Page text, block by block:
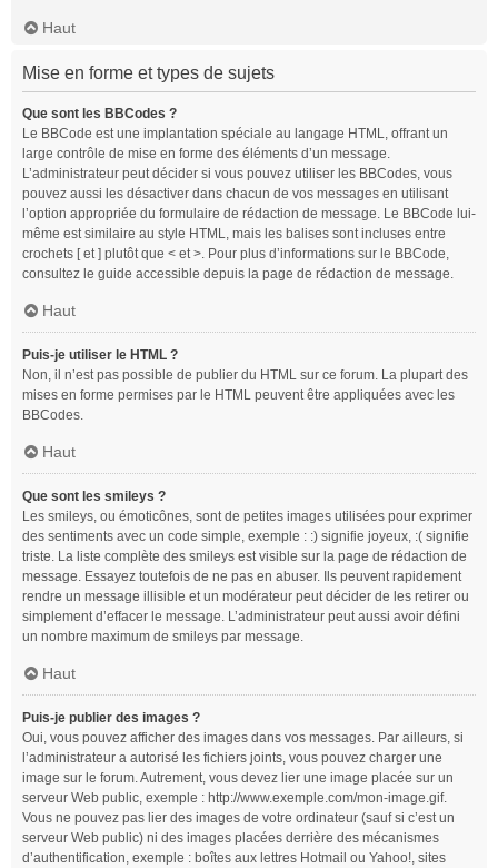
Haut
Mise en forme et types de sujets
Que sont les BBCodes ?
Le BBCode est une implantation spéciale au langage HTML, offrant un
large contrôle de mise en forme des éléments d’un message.
L’administrateur peut décider si vous pouvez utiliser les BBCodes, vous
pouvez aussi les désactiver dans chacun de vos messages en utilisant
l’option appropriée du formulaire de rédaction de message. Le BBCode lui-
même est similaire au style HTML, mais les balises sont incluses entre
crochets [ et ] plutôt que < et >. Pour plus d’informations sur le BBCode,
consultez le guide accessible depuis la page de rédaction de message.
Haut
Puis-je utiliser le HTML ?
Non, il n’est pas possible de publier du HTML sur ce forum. La plupart des
mises en forme permises par le HTML peuvent être appliquées avec les
BBCodes.
Haut
Que sont les smileys ?
Les smileys, ou émoticônes, sont de petites images utilisées pour exprimer
des sentiments avec un code simple, exemple : :) signifie joyeux, :( signifie
triste. La liste complète des smileys est visible sur la page de rédaction de
message. Essayez toutefois de ne pas en abuser. Ils peuvent rapidement
rendre un message illisible et un modérateur peut décider de les retirer ou
simplement d’effacer le message. L’administrateur peut aussi avoir défini
un nombre maximum de smileys par message.
Haut
Puis-je publier des images ?
Oui, vous pouvez afficher des images dans vos messages. Par ailleurs, si
l’administrateur a autorisé les fichiers joints, vous pouvez charger une
image sur le forum. Autrement, vous devez lier une image placée sur un
serveur Web public, exemple : http://www.exemple.com/mon-image.gif.
Vous ne pouvez pas lier des images de votre ordinateur (sauf si c’est un
serveur Web public) ni des images placées derrière des mécanismes
d’authentification, exemple : boîtes aux lettres Hotmail ou Yahoo!, sites